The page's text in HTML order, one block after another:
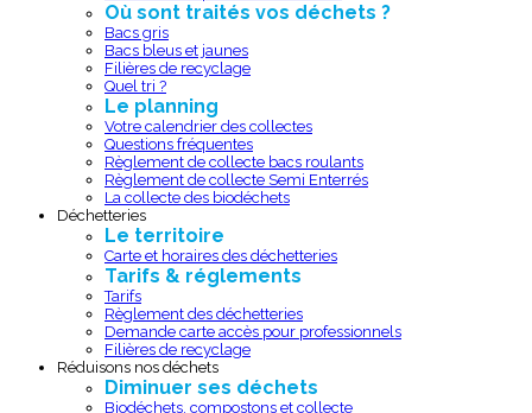
Où sont traités vos déchets ?
Bacs gris
Bacs bleus et jaunes
Filières de recyclage
Quel tri ?
Le planning
Votre calendrier des collectes
Questions fréquentes
Règlement de collecte bacs roulants
Règlement de collecte Semi Enterrés
La collecte des biodéchets
Déchetteries
Le territoire
Carte et horaires des déchetteries
Tarifs & réglements
Tarifs
Règlement des déchetteries
Demande carte accès pour professionnels
Filières de recyclage
Réduisons nos déchets
Diminuer ses déchets
Biodéchets, compostons et collecte